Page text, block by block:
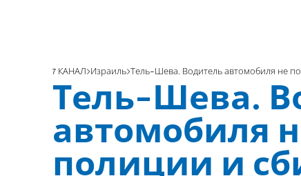
7 КАНАЛ Израиль Тель-Шева. Водитель автомобиля не
Тель-Шева.
автомобиля
полиции и